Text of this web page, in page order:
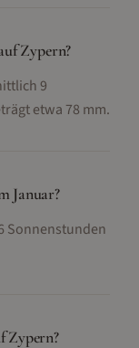
Zypern?
9
etwa 78 mm.
Januar?
Sonnenstunden
Zypern?